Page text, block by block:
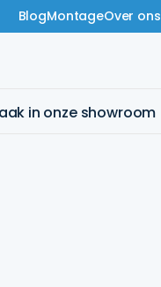
BlogMontageOver ons
in onze showroom